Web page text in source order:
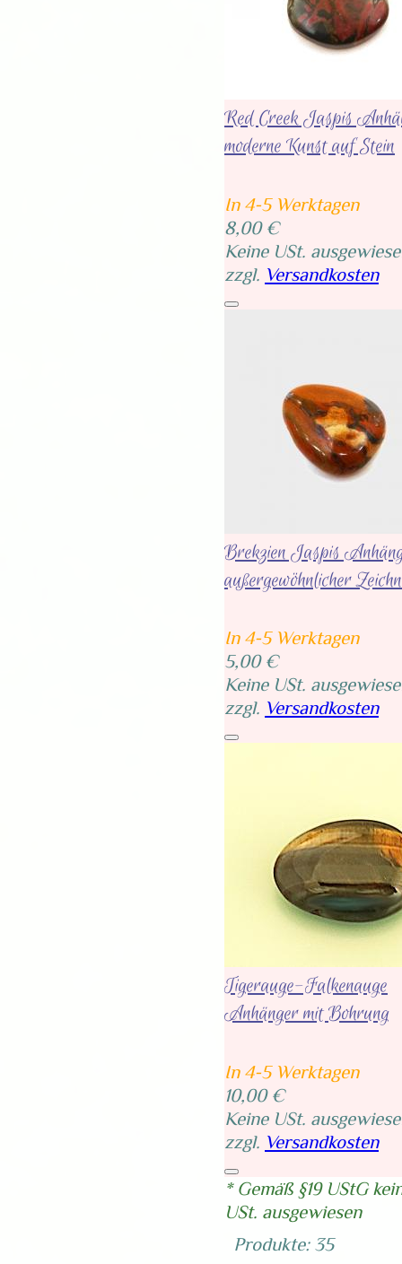
Red Creek Jaspis
moderne Kunst auf Stein
In 4-5 Werktagen
8,00 €
Keine USt.
zzgl. Versandkosten
Brekzien Jaspis
außergewöhnlicher
In 4-5 Werktagen
5,00 €
Keine USt.
zzgl. Versandkosten
Tigerauge-Falkenauge
Anhänger mit Bohrung
In 4-5 Werktagen
10,00 €
Keine USt.
zzgl. Versandkosten
* Gemäß §19 UStG
USt. ausgewiesen
Produkte: 35